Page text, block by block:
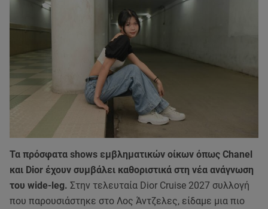
Τα πρόσφατα shows εμβληματικών οίκων όπως Chanel
και Dior έχουν συμβάλει καθοριστικά στη νέα ανάγνωση
του wide-leg. Στην τελευταία Dior Cruise 2027 συλλογή
που παρουσιάστηκε στο Λος Άντζελες, είδαμε μια πιο